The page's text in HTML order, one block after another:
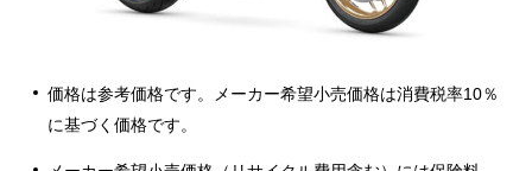
価格は参考価格です。メーカー希望小売価格は消費税率10％
に基づく価格です。